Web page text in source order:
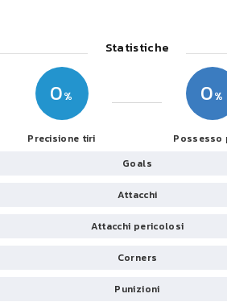
Statistiche
0
Precisione tiri
0
Possesso
Goals
Attacchi
Attacchi pericolosi
Corners
Punizioni